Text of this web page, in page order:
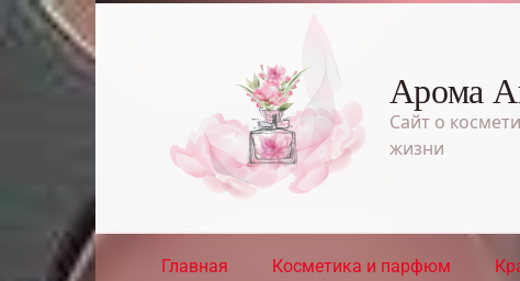
Перейти
к
контенту
Арома
Сайт о
жизни
Главная Косметика и парфюм